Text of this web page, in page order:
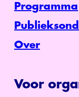
Programma
Over
Voor